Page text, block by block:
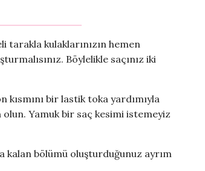
tarakla kulaklarınızın hemen
Böylelikle saçınız iki
kısmını bir lastik toka yardımıyla
Yamuk bir saç kesimi istemeyiz
kalan bölümü oluşturduğunuz ayrım